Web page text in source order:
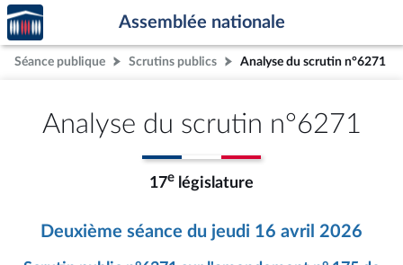
Aller au contenu
Aller en bas de la page
Accèder
à la
page
d'accueil
Assemblée nationale
Séance publique Scrutins publics Analyse du scrutin n°6271
Analyse du scrutin n°6271
17e législature
Deuxième séance du jeudi 16 avril 2026